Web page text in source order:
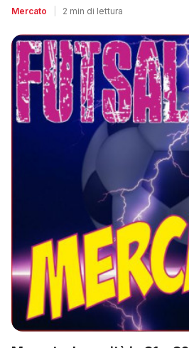
Mercato 2 min di lettura